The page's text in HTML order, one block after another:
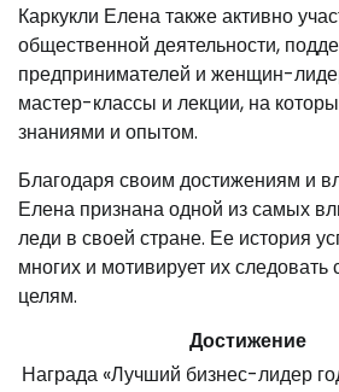
Каркукли Елена также активно
общественной деятельности,
предпринимателей и женщин-
мастер-классы и лекции, на
знаниями и опытом.
Благодаря своим достижениям и
Елена признана одной из самых
леди в своей стране. Ее история
многих и мотивирует их
целям.
Достижение
Награда «Лучший бизнес-лидер